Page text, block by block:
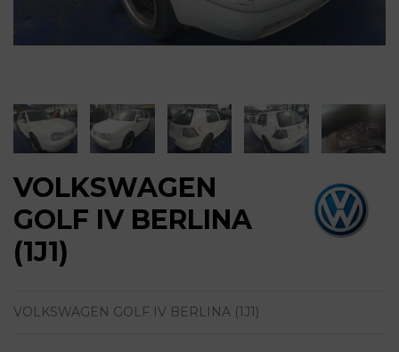
VOLKSWAGEN
GOLF IV BERLINA
(1J1)
VOLKSWAGEN GOLF IV BERLINA (1J1)